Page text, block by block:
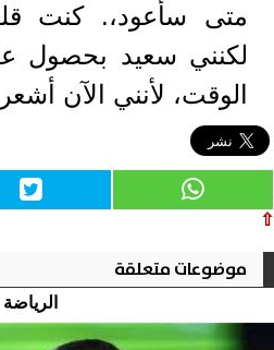
متى سأعود،. كنت
لكنني سعيد بحصول
الوقت، لأنني الآن
⇧
موضوعات متعلقة
الرياضة